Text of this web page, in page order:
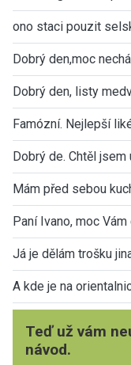
ono staci pouzit
Dobrý den,moc
Dobrý den, listy
Famózní. Nejlepší
Dobrý de. Chtěl jsem
Mám před sebou
Paní Ivano, moc
Já je dělám trošku
A kde je na
Teď už vám
návod.